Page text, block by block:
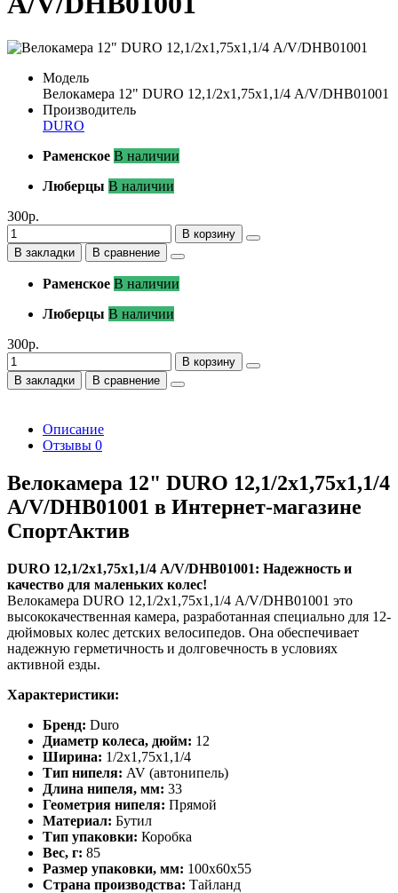
Модель
Велокамера 12" DURO 12,1/2х1,75х1,1/4 А/V/DHB01001
Производитель
DURO
Раменское В наличии
Люберцы В наличии
300р.
В корзину
В закладки
В сравнение
Раменское В наличии
Люберцы В наличии
300р.
В корзину
В закладки
В сравнение
Описание
Отзывы 0
Велокамера 12" DURO 12,1/2х1,75х1,1/4
А/V/DHB01001 в Интернет-магазине
СпортАктив
DURO 12,1/2х1,75х1,1/4 A/V/DHB01001: Надежность и
качество для маленьких колес!
Велокамера DURO 12,1/2х1,75х1,1/4 A/V/DHB01001 это
высококачественная камера, разработанная специально для 12-
дюймовых колес детских велосипедов. Она обеспечивает
надежную герметичность и долговечность в условиях
активной езды.
Характеристики:
Бренд: Duro
Диаметр колеса, дюйм: 12
Ширина: 1/2х1,75х1,1/4
Тип нипеля: AV (автонипель)
Длина нипеля, мм: 33
Геометрия нипеля: Прямой
Материал: Бутил
Тип упаковки: Коробка
Вес, г: 85
Размер упаковки, мм: 100x60x55
Страна производства: Тайланд